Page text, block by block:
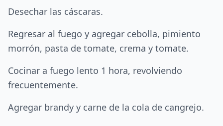
Desechar las cáscaras.
Regresar al fuego y agregar cebolla, pimiento
morrón, pasta de tomate, crema y tomate.
Cocinar a fuego lento 1 hora, revolviendo
frecuentemente.
Agregar brandy y carne de la cola de cangrejo.